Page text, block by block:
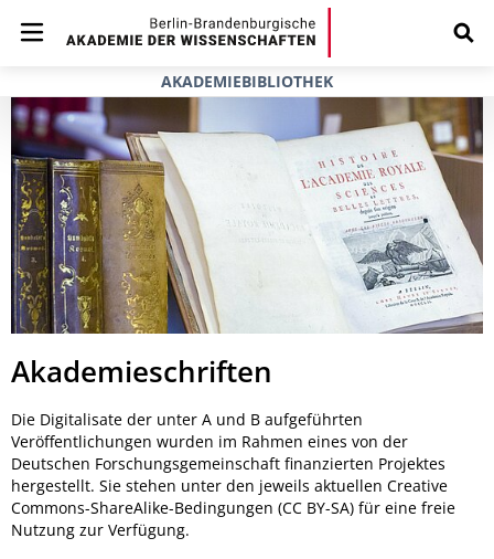
AKADEMIEBIBLIOTHEK
Akademieschriften
Die Digitalisate der unter A und B aufgeführten
Veröffentlichungen wurden im Rahmen eines von der
Deutschen Forschungsgemeinschaft finanzierten Projektes
hergestellt. Sie stehen unter den jeweils aktuellen Creative
Commons-ShareAlike-Bedingungen (CC BY-SA) für eine freie
Nutzung zur Verfügung.